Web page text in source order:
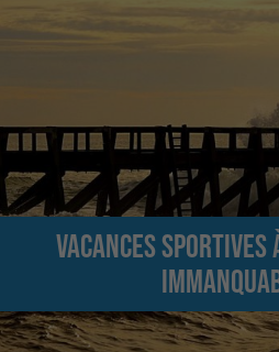
Vacances sportives